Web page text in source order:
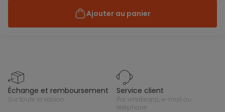
Ajouter au panier
échange et remboursement
sur toute la saison
service client
par whatsapp, e-mail ou
téléphone